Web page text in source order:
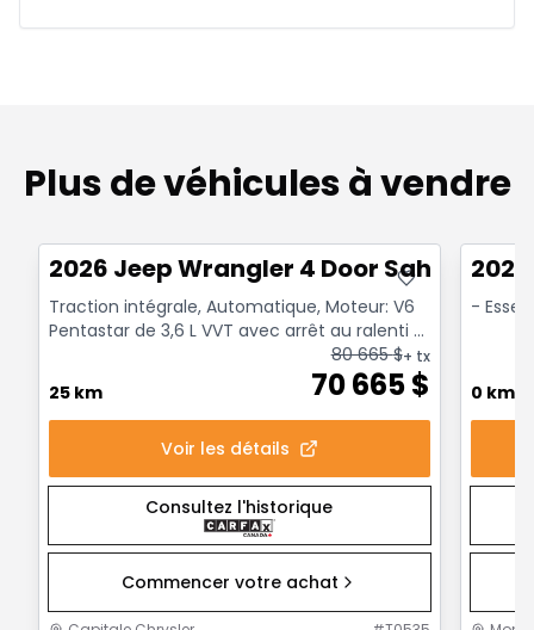
Plus de véhicules à vendre
2026 Jeep Wrangler 4 Door Sahara
Traction intégrale, Automatique, Moteur: V6
Pentastar de 3,6 L VVT avec arrêt au ralenti -
25 km
70 665$
80 665$+ tx
Voir les détails
Consultez l'historique
Commencer votre achat
-
0 km